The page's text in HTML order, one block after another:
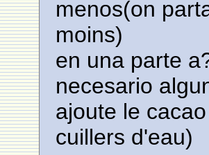
menos(on
moins)
en una parte
necesario
ajoute le
cuillers d'eau)